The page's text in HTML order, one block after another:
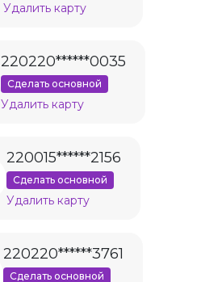
Удалить карту
220220******0035
Сделать основной
Удалить карту
220015******2156
Сделать основной
Удалить карту
220220******3761
Сделать основной